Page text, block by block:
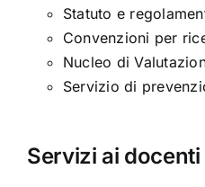
Statuto e
Convenzioni per
Nucleo di
Servizio di
Servizi ai docenti